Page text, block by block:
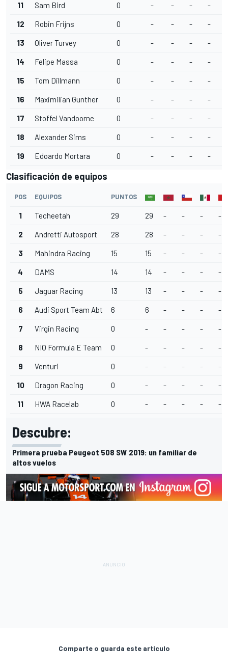
11 Sam Bird 0 - - - -
12 Robin Frijns 0 - - - -
13 Oliver Turvey 0 - - - -
14 Felipe Massa 0 - - - -
15 Tom Dillmann 0 - - - -
16 Maximilian Gunther 0 - - - -
17 Stoffel Vandoorne 0 - - - -
18 Alexander Sims 0 - - - -
19 Edoardo Mortara 0 - - - -
Clasificación de equipos
POS EQUIPOS PUNTOS
1 Techeetah 29 29 - - - -
2 Andretti Autosport 28 28 - - - -
3 Mahindra Racing 15 15 - - - -
4 DAMS 14 14 - - - -
5 Jaguar Racing 13 13 - - - -
6 Audi Sport Team Abt 6 6 - - - -
7 Virgin Racing 0 - - - - -
8 NIO Formula E Team 0 - - - - -
9 Venturi 0 - - - - -
10 Dragon Racing 0 - - - - -
11 HWA Racelab 0 - - - - -
Descubre:
Primera prueba Peugeot 508 SW 2019: un familiar de
altos vuelos
Comparte o guarda este artículo